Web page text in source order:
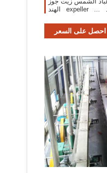
الهند expeller ... المصنعين البذور النفط طارد
احصل على السعر